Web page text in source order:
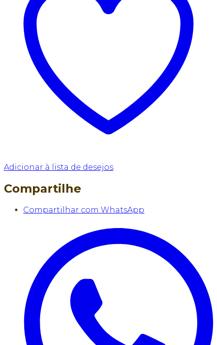
Adicionar à lista de desejos
Compartilhe
Compartilhar com WhatsApp